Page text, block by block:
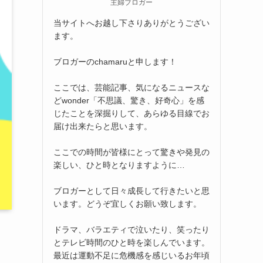
主婦ブロガー
当サイトへお越し下さりありがとうござい
ます。
ブロガーのchamaruと申します！
ここでは、芸能記事、気になるニュースな
どwonder「不思議、驚き、好奇心」を感
じたことを深掘りして、あらゆる目線でお
届け出来たらと思います。
ここでの時間が皆様にとって驚きや発見の
楽しい、ひと時となりますように…
ブロガーとして日々成長して行きたいと思
います。どうぞ宜しくお願い致します。
ドラマ、バラエティで泣いたり、笑ったり
とテレビ時間のひと時を楽しんでいます。
最近は運動不足に危機感を感じいるお年頃